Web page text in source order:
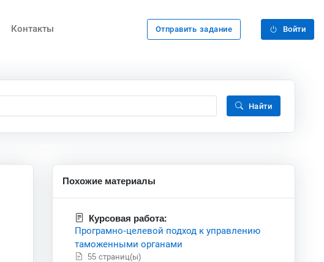
Контакты Отправить задание Войти
Найти
Похожие материалы
Курсовая работа:
Програмно-целевой подход к управлению
таможенными органами
55 страниц(ы)